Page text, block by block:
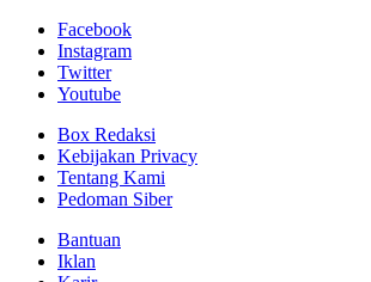
Facebook
Instagram
Twitter
Youtube
Box Redaksi
Kebijakan Privacy
Tentang Kami
Pedoman Siber
Bantuan
Iklan